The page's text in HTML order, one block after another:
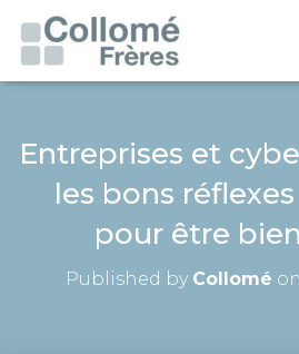
Entreprises et
les bons
pour être
Published by Collomé on